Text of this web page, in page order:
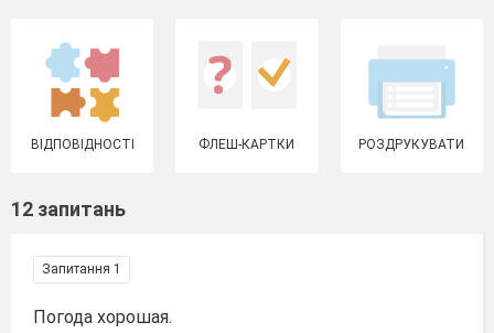
ВІДПОВІДНОСТІ ФЛЕШ-КАРТКИ РОЗДРУКУВАТИ
12 запитань
Запитання 1
Погода хорошая.